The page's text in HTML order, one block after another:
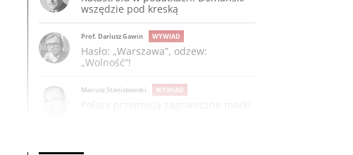
wszędzie pod kreską
Prof. Dariusz Gawin WYWIAD
Hasło: „Warszawa”, odzew:
„Wolność”!
Mariusz Staniszewski WYWIAD